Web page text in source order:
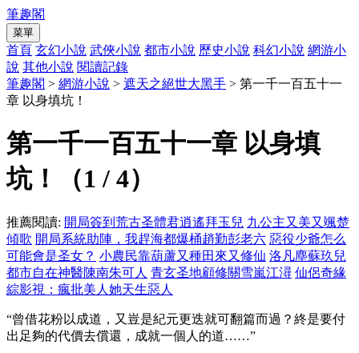
筆趣閣
菜單
首頁 玄幻小說 武俠小說 都市小說 歷史小說 科幻小說 網游小
說 其他小說 閱讀記錄
筆趣閣 > 網游小說 > 遮天之絕世大黑手 > 第一千一百五十一
章 以身填坑！
第一千一百五十一章 以身填
坑！（1 / 4）
推薦閱讀: 開局簽到荒古圣體君逍遙拜玉兒 九公主又美又颯楚
傾歌 開局系統助陣，我趕海都爆桶趙勤彭老六 惡役少爺怎么
可能會是圣女？ 小農民靠葫蘆又種田來又修仙 洛凡塵蘇玖兒
都市自在神醫陳南朱可人 青玄圣地顧修關雪嵐江潯 仙侶奇緣
綜影視：瘋批美人她天生惡人
“曾借花粉以成道，又豈是紀元更迭就可翻篇而過？終是要付
出足夠的代價去償還，成就一個人的道……”